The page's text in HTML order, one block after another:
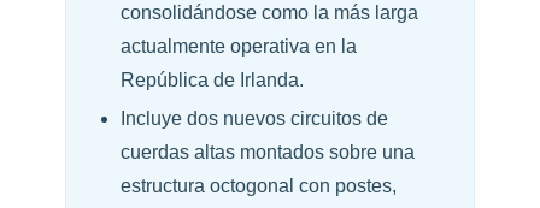
consolidándose como la más larga
actualmente operativa en la
República de Irlanda.
Incluye dos nuevos circuitos de
cuerdas altas montados sobre una
estructura octogonal con postes,